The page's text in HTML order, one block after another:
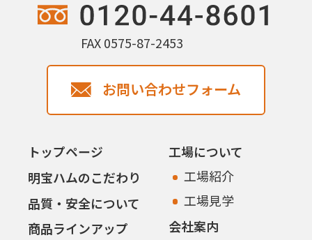
FAX 0575-87-2453
お問い合わせフォーム
トップページ
明宝ハムのこだわり
品質・安全について
商品ラインアップ
工場について
工場紹介
工場見学
会社案内